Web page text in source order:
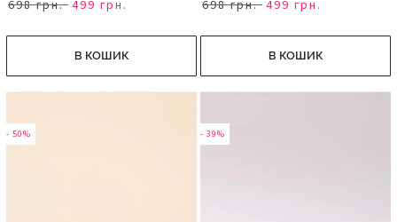
698 грн. 499 грн.
В КОШИК
698 грн. 499 грн.
В КОШИК
- 50% - 39%